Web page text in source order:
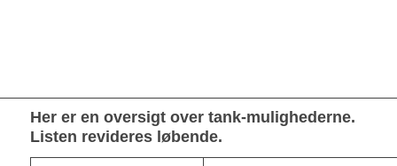
Her er en oversigt over tank-mulighederne.
Listen revideres løbende.